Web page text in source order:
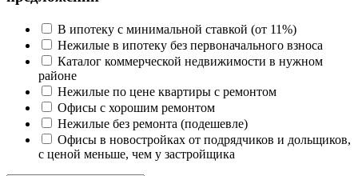
В ипотеку с минимальной ставкой (от 11%)
Нежилые в ипотеку без первоначального взноса
Каталог коммерческой недвижимости в нужном
районе
Нежилые по цене квартиры с ремонтом
Офисы с хорошим ремонтом
Нежилые без ремонта (подешевле)
Офисы в новостройках от подрядчиков и дольщиков,
с ценой меньше, чем у застройщика